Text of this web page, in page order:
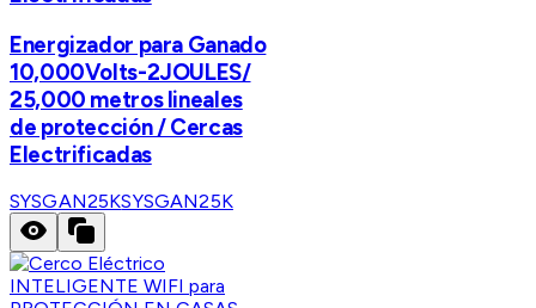
Energizador para Ganado
10,000Volts-2JOULES/
25,000 metros lineales
de protección / Cercas
Electrificadas
SYSGAN25KSYSGAN25K